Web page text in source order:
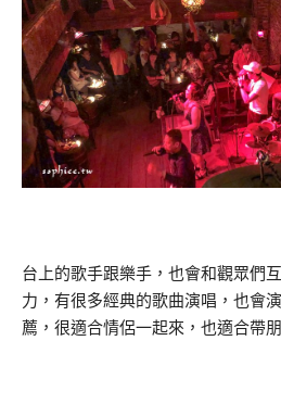
台上的歌手跟樂手，也會和觀眾們
力，有很多經典的歌曲演唱，也會
薦，很適合情侶一起來，也適合帶